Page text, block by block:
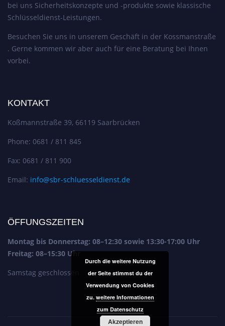
bei uns Sicherheitskonzepte und -produkte sowie klassische
Schlüsseldienst-Leistungen.
Besuchen Sie uns in unserem Geschäft in der Kossmanstraße
. Gerne kommen wir aber auch für eine Beratung bei Ihnen
vorbei.
KONTAKT
Koßmannstraße 39, 66119 Saarbrücken
Phone: 0681 / 811 845
Fax: 0681 / 811 900
Email: info@sbr-schluesseldienst.de
ÖFFUNGSZEITEN
Montag bis Donnerstag: 08–12:30 sowie 13:30-17:00 Uhr
Freitag: 08–15:30 Uhr
Samstag geschlossen
Durch die weitere Nutzung
der Seite stimmst du der
Verwendung von Cookies
zu. weitere Informationen
zum Datenschutz
Akzeptieren